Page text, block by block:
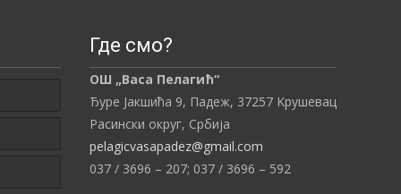
Где смо?
ОШ „Васа Пелагић“
Ђуре Јакшића 9, Падеж, 37257 Kрушевац
Расински округ, Србија
pelagicvasapadez@gmail.com
037 / 3696 – 207; 037 / 3696 – 592